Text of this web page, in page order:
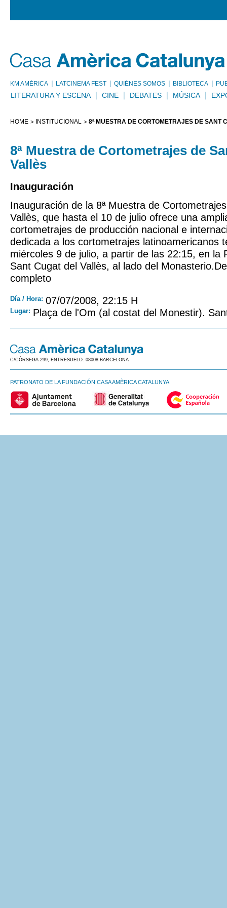
KM AMÈRICA LATCINEMA FEST QUIÉNES SOMOS BIBLIOTECA
LITERATURA Y ESCENA CINE DEBATES MÚSICA
HOME INSTITUCIONAL 8ª MUESTRA DE CORTOMETRAJES DE SANT
8ª Muestra de Cortometrajes de
Vallès
Inauguración
Inauguración de la 8ª Muestra de
Vallès, que hasta el 10 de julio ofrece una
cortometrajes de producción nacional e
dedicada a los cortometrajes latinoamericanos
miércoles 9 de julio, a partir de las 22:15, en la
Sant Cugat del Vallès, al lado del
completo
Día / Hora: 07/07/2008, 22:15 H
Lugar: Plaça de l'Om (al costat del Monestir).
C/CÒRSEGA 299, ENTRESUELO. 08008 BARCELONA
PATRONATO DE LA FUNDACIÓN CASA AMÈRICA CATALUNYA